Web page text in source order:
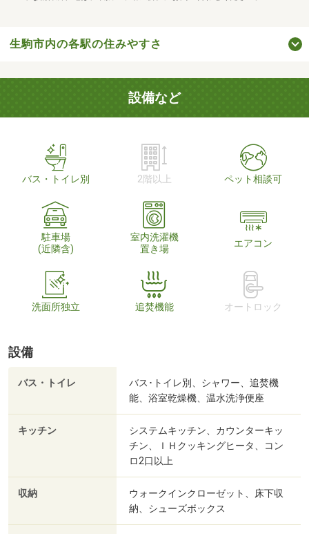
生駒市内の各駅の住みやすさ
設備など
バス・トイレ別 2階以上 ペット相談可
駐車場
(近隣含)
室内洗濯機
置き場
エアコン
洗面所独立 追焚機能 オートロック
設備
バス・トイレ
バス･トイレ別、シャワー、追焚機
能、浴室乾燥機、温水洗浄便座
キッチン
システムキッチン、カウンターキッ
チン、ＩＨクッキングヒータ、コン
ロ2口以上
収納
ウォークインクローゼット、床下収
納、シューズボックス